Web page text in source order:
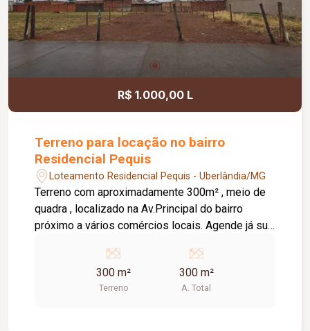
R$ 1.000,00 L
Terreno para locação no bairro
Residencial Pequis
Loteamento Residencial Pequis - Uberlândia/MG
Terreno com aproximadamente 300m² , meio de
quadra , localizado na Av.Principal do bairro
próximo a vários comércios locais. Agende já sua
300 m²
Terreno
300 m²
A. Total